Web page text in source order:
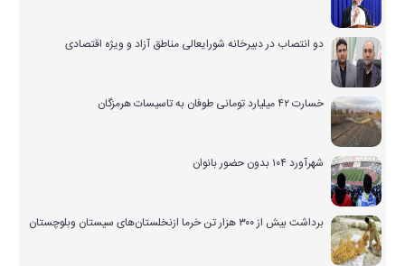
دو انتصاب در دبیرخانه شورایعالی مناطق آزاد و ویژه اقتصادی
خسارت ۴۲ میلیارد تومانی طوفان به تاسیسات هرمزگان
شهرآورد ۱۰۴ بدون حضور بانوان
برداشت بیش از ۳۰۰ هزار تن خرما ازنخلستان‌های سیستان وبلوچستان